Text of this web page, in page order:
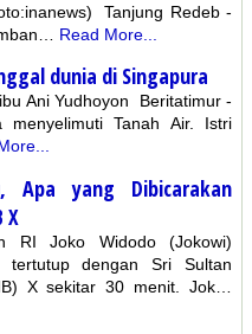
Tanjung Redeb -
Read More...
dunia di Singapura
Ani Yudhoyon Beritatimur -
Tanah Air. Istri
Apa yang Dibicarakan
X
RI Joko Widodo (Jokowi)
tertutup dengan Sri Sultan
X sekitar 30 menit. Jok…